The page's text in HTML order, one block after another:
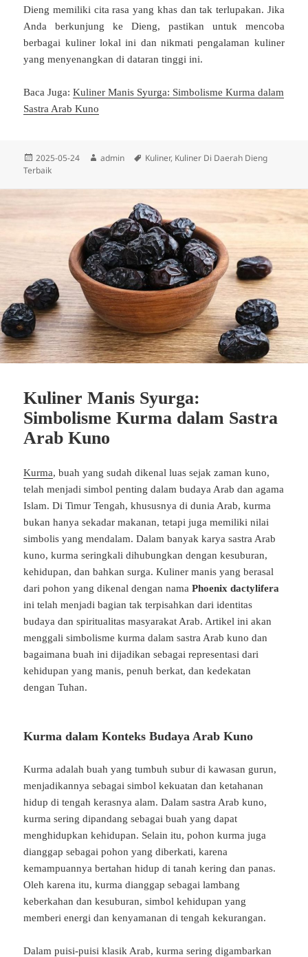
Dieng memiliki cita rasa yang khas dan tak terlupakan. Jika
Anda berkunjung ke Dieng, pastikan untuk mencoba
berbagai kuliner lokal ini dan nikmati pengalaman kuliner
yang menyenangkan di dataran tinggi ini.
Baca Juga:Kuliner Manis Syurga: Simbolisme Kurma dalam
Sastra Arab Kuno
Diposkan
pada
2025-05-24 Penulis
admin Tag
Kuliner, Kuliner Di Daerah Dieng
Terbaik
Kuliner Manis Syurga:
Simbolisme Kurma dalam Sastra
Arab Kuno
Kurma,buahyangsudahdikenalluassejakzamankuno,
telahmenjadisimbolpentingdalambudaya Arabdanagama
Islam.DiTimurTengah,khususnyadidunia Arab,kurma
bukanhanyasekadarmakanan,tetapijugamemilikinilai
simbolisyangmendalam.Dalambanyakkaryasastra Arab
kuno,kurmaseringkalidihubungkandengankesuburan,
kehidupan,danbahkansurga.Kulinermanisyangberasal
daripohonyangdikenaldengannamaPhoenixdactylifera
initelahmenjadibagiantakterpisahkandariidentitas
budayadanspiritualitasmasyarakat Arab. Artikeliniakan
menggalisimbolismekurmadalamsastra Arabkunodan
bagaimanabuahinidijadikansebagairepresentasidari
kehidupanyangmanis,penuhberkat,dankedekatan
denganTuhan.
KurmadalamKonteksBudaya ArabKuno
Kurmaadalahbuahyangtumbuhsuburdikawasan gurun,
menjadikannyasebagaisimbolkekuatandanketahanan
hidupditengahkerasnyaalam.Dalamsastra Arabkuno,
kurmaseringdipandangsebagaibuahyangdapat
menghidupkankehidupan. Selainitu,pohonkurmajuga
dianggapsebagaipohonyangdiberkati,karena
kemampuannyabertahanhidupditanahkeringdanpanas.
Olehkarenaitu,kurmadianggapsebagailambang
keberkahandankesuburan,simbolkehidupanyang
memberienergidankenyamananditengahkekurangan.
Dalampuisi-puisiklasik Arab,kurmaseringdigambarkan